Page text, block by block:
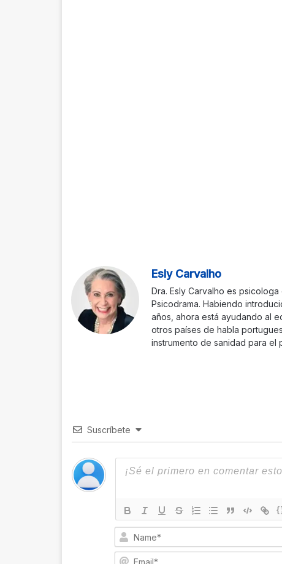
Esly Carvalho
Dra. Esly Carvalho es
Psicodrama. Habiendo
años, ahora está ayudando al
otros países de habla
instrumento de sanidad para el
Suscríbete